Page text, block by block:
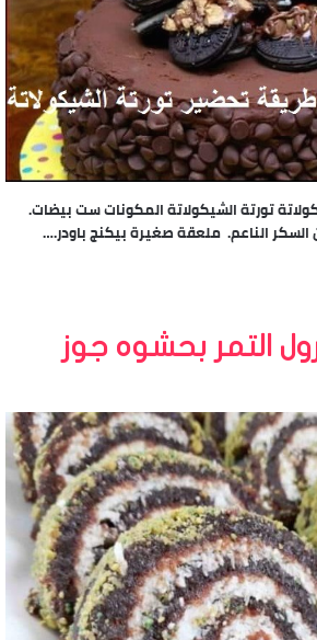
تورتة الشيكولاتة المكونات ست بيضات.
الناعم. ملعقة صغيرة بيكنج باودر.…
التمر بحشوه جوز